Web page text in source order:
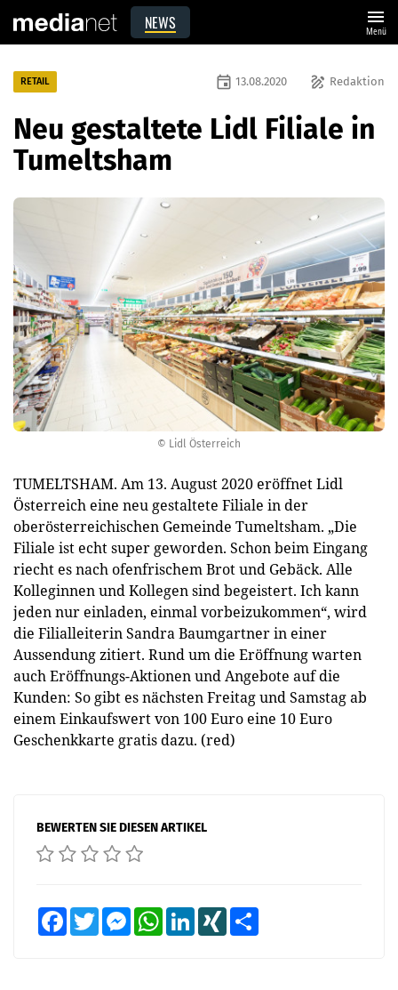
NEWS menu
Menü
© Lidl Österreich
RETAIL draw Redaktion
event 13.08.2020
Neu gestaltete Lidl Filiale in
Tumeltsham
TUMELTSHAM. Am 13. August 2020 eröffnet Lidl
Österreich eine neu gestaltete Filiale in der
oberösterreichischen Gemeinde Tumeltsham. „Die
Filiale ist echt super geworden. Schon beim Eingang
riecht es nach ofenfrischem Brot und Gebäck. Alle
Kolleginnen und Kollegen sind begeistert. Ich kann
jeden nur einladen, einmal vorbeizukommen“, wird
die Filialleiterin Sandra Baumgartner in einer
Aussendung zitiert. Rund um die Eröffnung warten
auch Eröffnungs-Aktionen und Angebote auf die
Kunden: So gibt es nächsten Freitag und Samstag ab
einem Einkaufswert von 100 Euro eine 10 Euro
Geschenkkarte gratis dazu. (red)
BEWERTEN SIE DIESEN ARTIKEL
FacebookTwitter MessengerWhatsAppLinkedInXING